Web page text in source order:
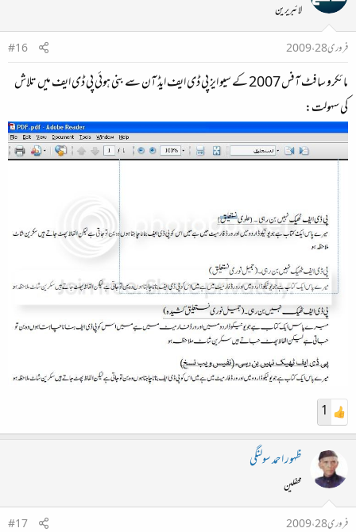
لائبریرین
فروری 28، 2009
#16
مائکرو سافٹ آفس 2007 کے سیو ایز پی ڈی ایف ایڈ آن سے بنی ہوئی پی ڈی ایف میں تلاش
کی سہولت:
1
ظہور احمد سولنگی
محفلین
فروری 28، 2009
#17